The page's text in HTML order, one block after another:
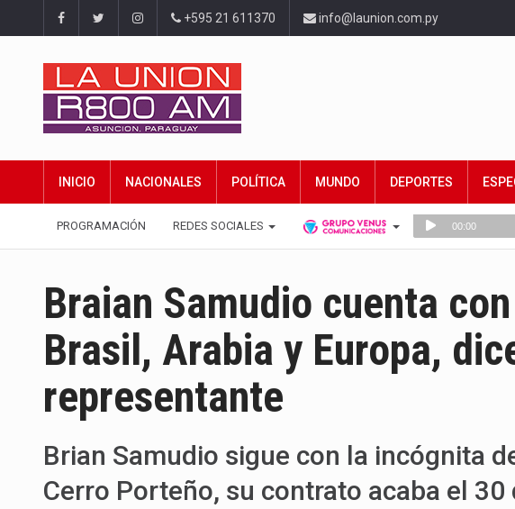
+595 21 611370 info@launion.com.py
INICIO NACIONALES POLÍTICA MUNDO DEPORTES
PROGRAMACIÓN REDES SOCIALES
Braian Samudio cuenta
Brasil, Arabia y Europa,
representante
Brian Samudio sigue con la incógnita
Cerro Porteño, su contrato acaba el